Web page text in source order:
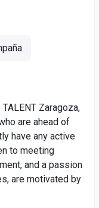
Zaragoza,
are ahead of
have any active
to meeting
and a passion
are motivated by